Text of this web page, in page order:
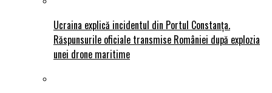
Ucraina explică incidentul din Portul Constanța.
Răspunsurile oficiale transmise României după explozia
unei drone maritime